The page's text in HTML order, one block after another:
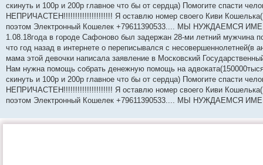
скинуть и 100р и 200р главное что бы от сердца) Помогите спасти
НЕПРИЧАСТЕН!!!!!!!!!!!!!!!!!!!!! Я оставлю номер своего Киви
поэтом Электронный Кошелек +79611390533.... МЫ НУЖДАЕМСЯ
1.08.18года в городе Сафоново был задержан 28-ми летний
что год назад в интернете о переписывался с несовершеннолетней(в
мама этой девочки написала заявление в Московский
Нам нужна помощь собрать денежную помощь на
скинуть и 100р и 200р главное что бы от сердца) Помогите спасти
НЕПРИЧАСТЕН!!!!!!!!!!!!!!!!!!!!! Я оставлю номер своего Киви
поэтом Электронный Кошелек +79611390533.... МЫ НУЖДАЕМСЯ